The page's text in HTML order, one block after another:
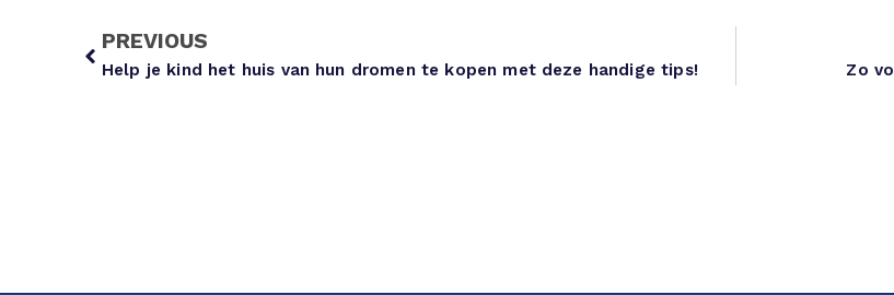
PREVIOUS
Help je kind het huis van hun dromen te kopen met deze handige tips! Zo